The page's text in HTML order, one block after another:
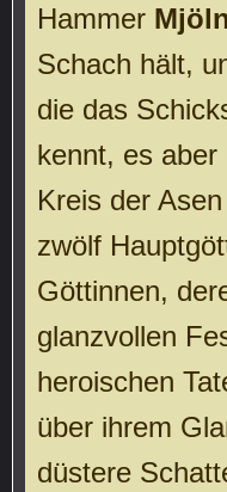
Hammer
Schach hält,
die das
kennt, es
Kreis der
zwölf
Göttinnen,
glanzvollen
heroischen
über ihrem
düstere